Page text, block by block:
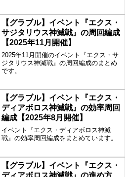
【グラブル】イベント『エクス・
サジタリウス神滅戦』の周回編成
【2025年11月開催】
2025年11月開催のイベント『エクス・サ
ジタリウス神滅戦』の周回編成のまとめ
です。
【グラブル】イベント『エクス・
ディアボロス神滅戦』の効率周回
編成【2025年8月開催】
イベント『エクス・ディアボロス神滅
戦』の効率周回編成をまとめています。
【グラブル】イベント『エクス・
ディアボロス神滅戦』の進め方